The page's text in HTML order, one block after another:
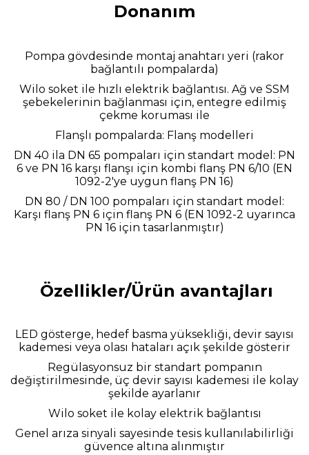
Donanım
Pompa gövdesinde montaj anahtarı yeri (rakor
bağlantılı pompalarda)
Wilo soket ile hızlı elektrik bağlantısı. Ağ ve SSM
şebekelerinin bağlanması için, entegre edilmiş
çekme koruması ile
Flanşlı pompalarda: Flanş modelleri
DN 40 ila DN 65 pompaları için standart model: PN
6 ve PN 16 karşı flanşı için kombi flanş PN 6/10 (EN
1092-2'ye uygun flanş PN 16)
DN 80 / DN 100 pompaları için standart model:
Karşı flanş PN 6 için flanş PN 6 (EN 1092-2 uyarınca
PN 16 için tasarlanmıştır)
Özellikler/Ürün avantajları
LED gösterge, hedef basma yüksekliği, devir sayısı
kademesi veya olası hataları açık şekilde gösterir
Regülasyonsuz bir standart pompanın
değiştirilmesinde, üç devir sayısı kademesi ile kolay
şekilde ayarlanır
Wilo soket ile kolay elektrik bağlantısı
Genel arıza sinyali sayesinde tesis kullanılabilirliği
güvence altına alınmıştır